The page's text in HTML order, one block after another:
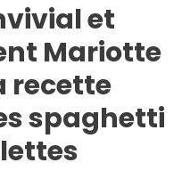
et
Mariotte
recette
spaghetti